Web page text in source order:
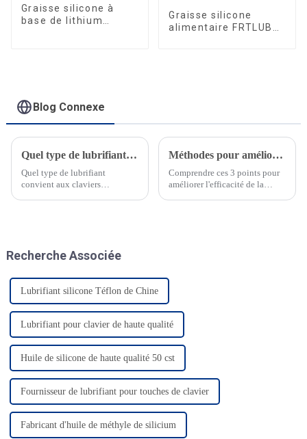
Graisse silicone à
base de lithium
Graisse silicone
alimentaire FRTLUBE
Blog Connexe
Quel type de lubrifiant convient aux claviers mécaniques ?
Quel type de lubrifiant
convient aux claviers
par contact, la lubrification
Méthodes pour améliorer l'effet de la graisse pour roulements
Comprendre ces 3 points pour
améliorer l'efficacité de la
Recherche Associée
Lubrifiant silicone Téflon de Chine
Lubrifiant pour clavier de haute qualité
Huile de silicone de haute qualité 50 cst
Fournisseur de lubrifiant pour touches de clavier
Fabricant d'huile de méthyle de silicium